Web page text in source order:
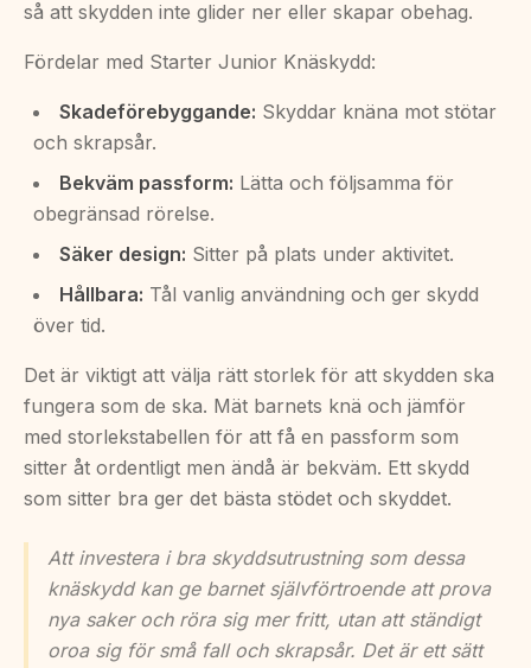
så att skydden inte glider ner eller skapar obehag.
Fördelar med Starter Junior Knäskydd:
Skadeförebyggande: Skyddar knäna mot stötar
och skrapsår.
Bekväm passform: Lätta och följsamma för
obegränsad rörelse.
Säker design: Sitter på plats under aktivitet.
Hållbara: Tål vanlig användning och ger skydd
över tid.
Det är viktigt att välja rätt storlek för att skydden ska
fungera som de ska. Mät barnets knä och jämför
med storlekstabellen för att få en passform som
sitter åt ordentligt men ändå är bekväm. Ett skydd
som sitter bra ger det bästa stödet och skyddet.
Att investera i bra skyddsutrustning som dessa
knäskydd kan ge barnet självförtroende att prova
nya saker och röra sig mer fritt, utan att ständigt
oroa sig för små fall och skrapsår. Det är ett sätt